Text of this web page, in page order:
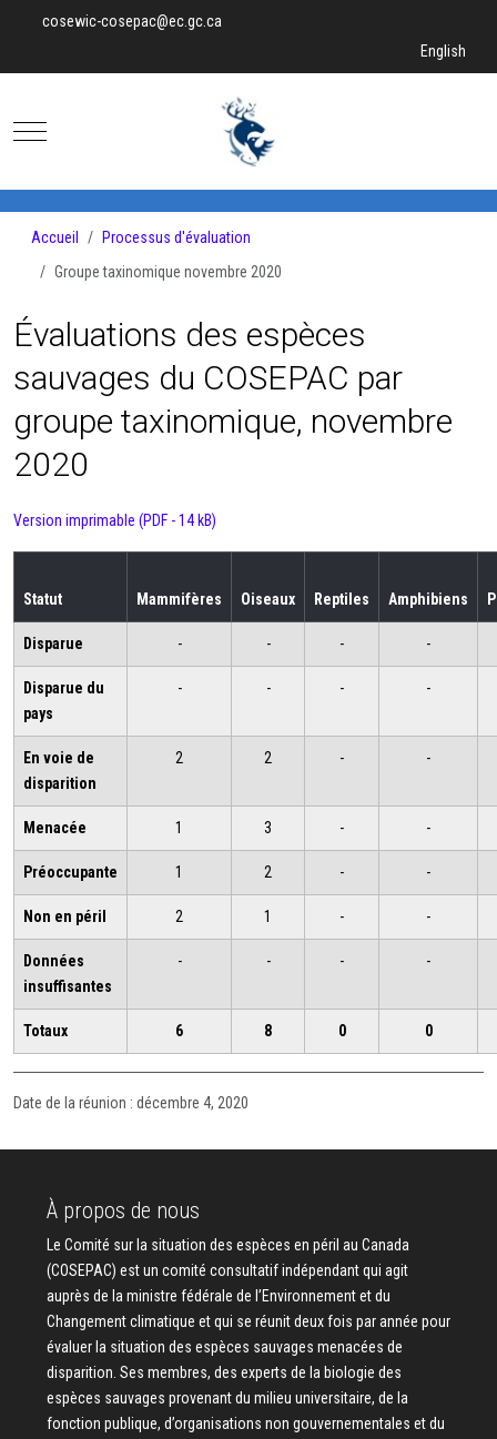
cosewic-cosepac@ec.gc.ca
Sélectionnez
English
Mobile Menu Toggle
Accueil
Processus d'évaluation
Groupe taxinomique novembre 2020
Évaluations des espèces
sauvages du COSEPAC par
groupe taxinomique, novembre
2020
Version imprimable (PDF - 14 kB)
Statut Mammifères Oiseaux Reptiles Amphibiens
Disparue - - - -
Disparue du
pays
- - - -
En voie de
disparition
2 2 - -
Menacée 1 3 - -
Préoccupante 1 2 - -
Non en péril 2 1 - -
Données
insuffisantes
- - - -
Totaux 6 8 0 0
Date de la réunion : décembre 4, 2020
À propos de nous
Le Comité sur la situation des espèces en péril au Canada
(COSEPAC) est un comité consultatif indépendant qui agit
auprès de la ministre fédérale de l’Environnement et du
Changement climatique et qui se réunit deux fois par année pour
évaluer la situation des espèces sauvages menacées de
disparition. Ses membres, des experts de la biologie des
espèces sauvages provenant du milieu universitaire, de la
fonction publique, d’organisations non gouvernementales et du